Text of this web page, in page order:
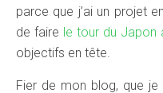
parce que j’ai un projet
de faire le tour du Japon
objectifs en tête.
Fier de mon blog, que